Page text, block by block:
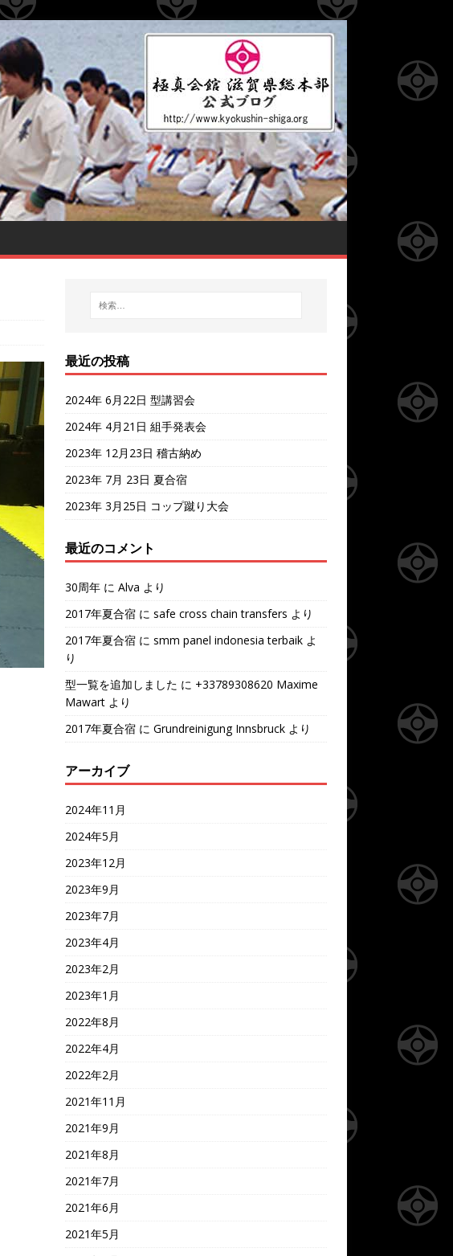
最近の投稿
2024年 6月22日 型講習会
2024年 4月21日 組手発表会
2023年 12月23日 稽古納め
2023年 7月 23日 夏合宿
2023年 3月25日 コップ蹴り大会
最近のコメント
30周年に Alva より
2017年夏合宿に safe cross chain transfers より
2017年夏合宿に smm panel indonesia terbaikよ
り
型一覧を追加しました に +33789308620 Maxime
Mawartより
2017年夏合宿に Grundreinigung Innsbruckより
アーカイブ
2024年11月
2024年5月
2023年12月
2023年9月
2023年7月
2023年4月
2023年2月
2023年1月
2022年8月
2022年4月
2022年2月
2021年11月
2021年9月
2021年8月
2021年7月
2021年6月
2021年5月